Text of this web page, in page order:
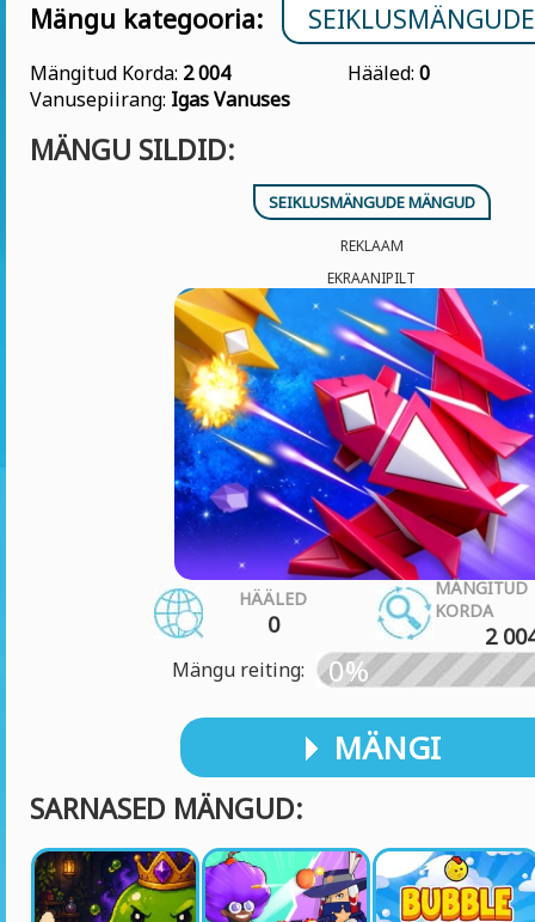
Mängu kategooria:
Mängitud Korda: 2 004 Hääled: 0
Vanusepiirang: Igas Vanuses
MÄNGU SILDID:
SEIKLUSMÄNGUDE MÄNGUD
REKLAAM
EKRAANIPILT
HÄÄLED
0
MÄNGITUD
KORDA
2
Mängu reiting: 0%
MÄNGI
SARNASED MÄNGUD: